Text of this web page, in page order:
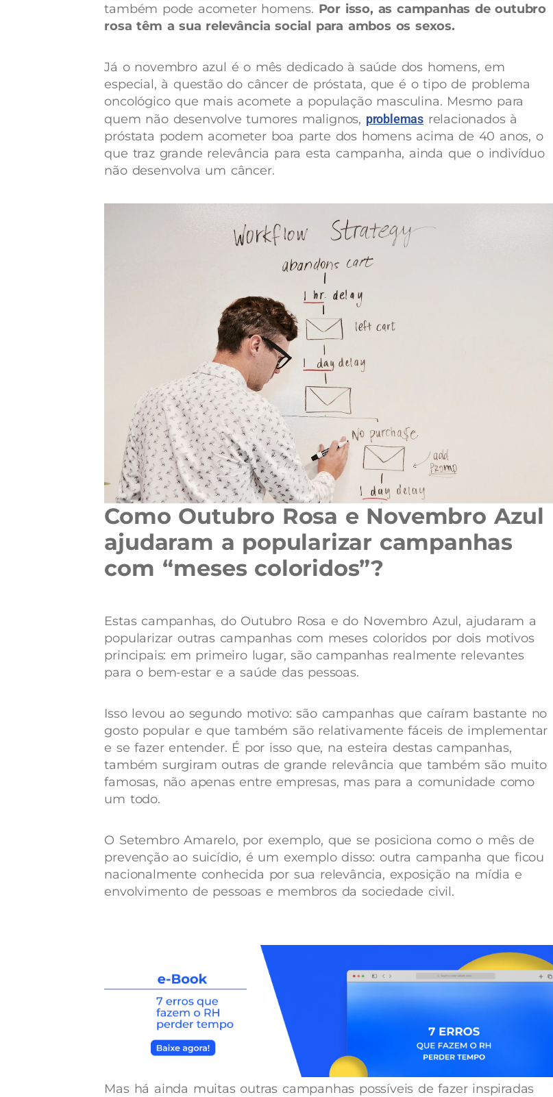
também pode acometer homens. Por isso, as campanhas de outubro
rosa têm a sua relevância social para ambos os sexos.
Já o novembro azul é o mês dedicado à saúde dos homens, em
especial, à questão do câncer de próstata, que é o tipo de problema
oncológico que mais acomete a população masculina. Mesmo para
quem não desenvolve tumores malignos, problemasrelacionados à
próstata podem acometer boa parte dos homens acima de 40 anos, o
que traz grande relevância para esta campanha, ainda que o indivíduo
não desenvolva um câncer.
Como Outubro Rosa e Novembro Azul
ajudaram a popularizar campanhas
com “meses coloridos”?
Estas campanhas, do Outubro Rosa e do Novembro Azul, ajudaram a
popularizar outras campanhas com meses coloridos por dois motivos
principais: em primeiro lugar, são campanhas realmente relevantes
para o bem-estar e a saúde das pessoas.
Isso levou ao segundo motivo: são campanhas que caíram bastante no
gosto popular e que também são relativamente fáceis de implementar
e se fazer entender. É por isso que, na esteira destas campanhas,
também surgiram outras de grande relevância que também são muito
famosas, não apenas entre empresas, mas para a comunidade como
um todo.
O Setembro Amarelo, por exemplo, que se posiciona como o mês de
prevenção ao suicídio, é um exemplo disso: outra campanha que ficou
nacionalmente conhecida por sua relevância, exposição na mídia e
envolvimento de pessoas e membros da sociedade civil.
Mas há ainda muitas outras campanhas possíveis de fazer inspiradas